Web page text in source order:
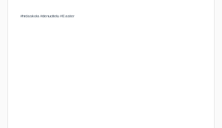
#​hrdaskola #​denucitelu #​Easter